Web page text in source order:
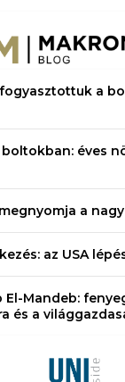
a
éves
a
az USA
El-Mandeb:
és a